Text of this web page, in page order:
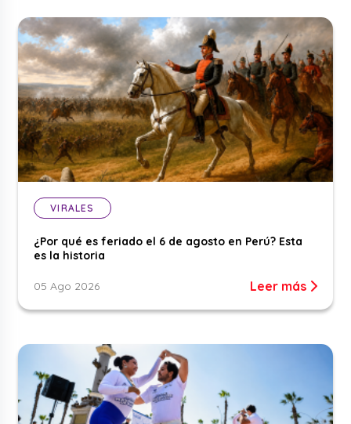
VIRALES
¿Por qué es feriado el 6 de agosto en Perú? Esta
es la historia
05 Ago 2026 Leer más